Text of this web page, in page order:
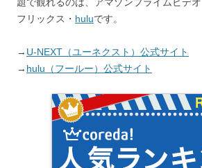
フリックス・ huluです。
→ U-NEXT（ユーネクスト）公式サイト
→ hulu（フールー）公式サイト